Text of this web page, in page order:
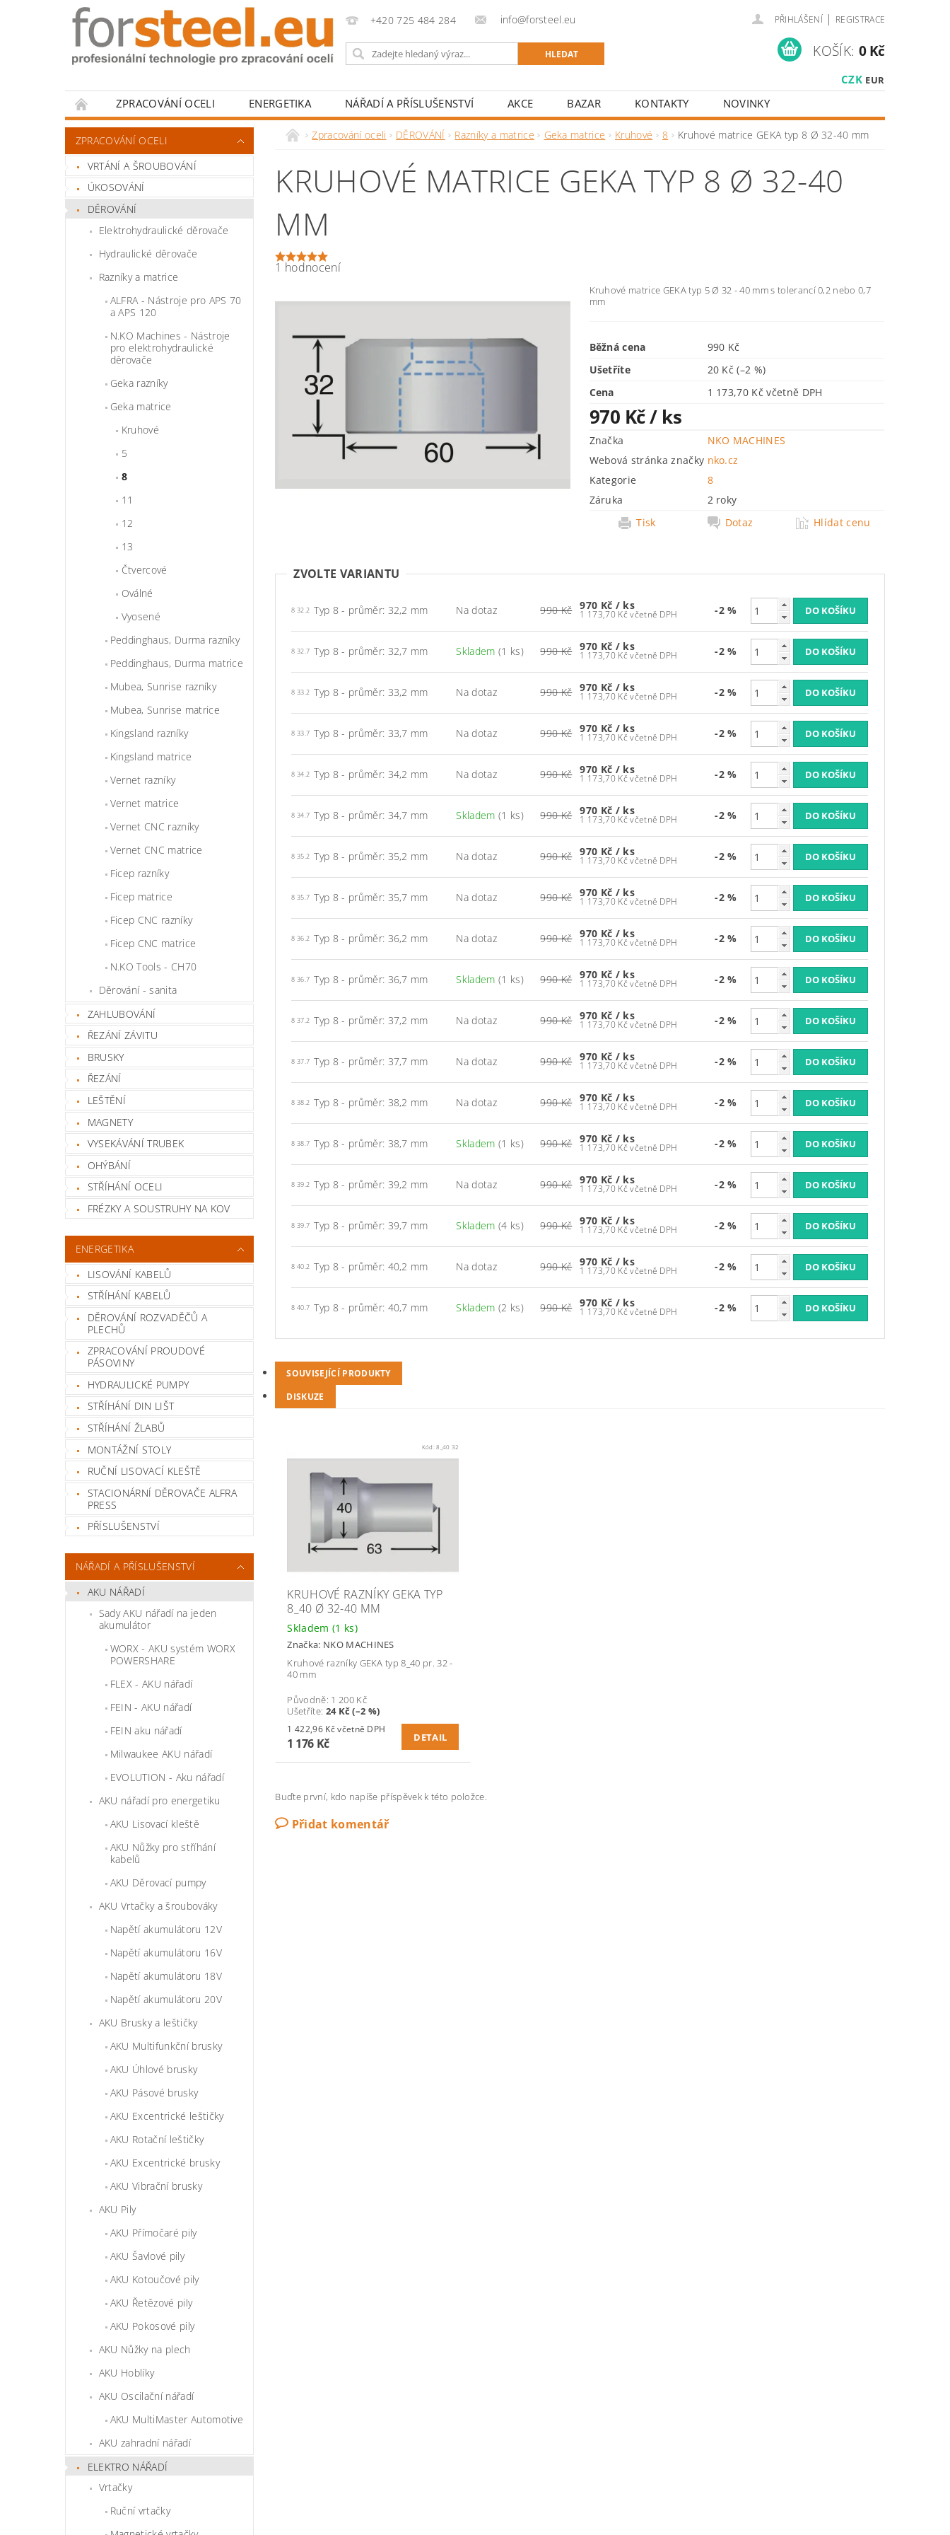
+420 725 484 284 info@forsteel.eu PŘIHLÁŠENÍ | REGISTRACE
CZK EUR
KOŠÍK: 0 Kč
ZPRACOVÁNÍ OCELI ENERGETIKA NÁŘADÍ A PŘÍSLUŠENSTVÍ AKCE BAZAR KONTAKTY
NOVINKY
HODNOCENÍ OBCHODU
ZPRACOVÁNÍ OCELI
VRTÁNÍ A ŠROUBOVÁNÍ
ÚKOSOVÁNÍ
DĚROVÁNÍ
Elektrohydraulické děrovače
Hydraulické děrovače
Razníky a matrice
ALFRA - Nástroje pro APS 70
a APS 120
N.KO Machines - Nástroje
pro elektrohydraulické
děrovače
Geka razníky
Geka matrice
Kruhové
5
8
11
12
13
Čtvercové
Oválné
Vyosené
Peddinghaus, Durma razníky
Peddinghaus, Durma matrice
Mubea, Sunrise razníky
Mubea, Sunrise matrice
Kingsland razníky
Kingsland matrice
Vernet razníky
Vernet matrice
Vernet CNC razníky
Vernet CNC matrice
Ficep razníky
Ficep matrice
Ficep CNC razníky
Ficep CNC matrice
N.KO Tools - CH70
Děrování - sanita
ZAHLUBOVÁNÍ
ŘEZÁNÍ ZÁVITU
BRUSKY
ŘEZÁNÍ
LEŠTĚNÍ
MAGNETY
VYSEKÁVÁNÍ TRUBEK
OHÝBÁNÍ
STŘÍHÁNÍ OCELI
FRÉZKY A SOUSTRUHY NA KOV
ENERGETIKA
LISOVÁNÍ KABELŮ
STŘÍHÁNÍ KABELŮ
DĚROVÁNÍ ROZVADĚČŮ A
PLECHŮ
ZPRACOVÁNÍ PROUDOVÉ
PÁSOVINY
HYDRAULICKÉ PUMPY
STŘÍHÁNÍ DIN LIŠT
STŘÍHÁNÍ ŽLABŮ
MONTÁŽNÍ STOLY
RUČNÍ LISOVACÍ KLEŠTĚ
STACIONÁRNÍ DĚROVAČE ALFRA
PRESS
PŘÍSLUŠENSTVÍ
NÁŘADÍ A PŘÍSLUŠENSTVÍ
AKU NÁŘADÍ
Sady AKU nářadí na jeden
akumulátor
WORX - AKU systém WORX
POWERSHARE
FLEX - AKU nářadí
FEIN - AKU nářadí
FEIN aku nářadí
Milwaukee AKU nářadí
EVOLUTION - Aku nářadí
AKU nářadí pro energetiku
AKU Lisovací kleště
AKU Nůžky pro stříhání
kabelů
AKU Děrovací pumpy
AKU Vrtačky a šroubováky
Napětí akumulátoru 12V
Napětí akumulátoru 16V
Napětí akumulátoru 18V
Napětí akumulátoru 20V
AKU Brusky a leštičky
AKU Multifunkční brusky
AKU Úhlové brusky
AKU Pásové brusky
AKU Excentrické leštičky
AKU Rotační leštičky
AKU Excentrické brusky
AKU Vibrační brusky
AKU Pily
AKU Přímočaré pily
AKU Šavlové pily
AKU Kotoučové pily
AKU Řetězové pily
AKU Pokosové pily
AKU Nůžky na plech
AKU Hoblíky
AKU Oscilační nářadí
AKU MultiMaster Automotive
AKU zahradní nářadí
ELEKTRO NÁŘADÍ
Vrtačky
Ruční vrtačky
Zpracování oceli DĚROVÁNÍ Razníky a matrice Geka matrice Kruhové 8 Kruhové matrice GEKA typ 8 Ø 32-40 mm
KRUHOVÉ MATRICE GEKA TYP 8 Ø 32-40
MM
1 hodnocení
Kruhové matrice GEKA typ 5 Ø 32 - 40 mm s tolerancí 0,2 nebo 0,7
mm
Běžná cena
990 Kč
Ušetříte
20 Kč(–2 %)
Cena
1 173,70 Kč včetně DPH
970 Kč/ ks
Značka
NKO MACHINES
Webová stránka značky nko.cz
Kategorie
8
Záruka
2 roky
Tisk
Dotaz Hlídat cenu
ZVOLTE VARIANTU
8 32.2 Typ 8 - průměr: 32,2 mm Na dotaz 990 Kč 970 Kč / ks
1 173,70 Kč včetně DPH -2 %
8 32.7 Typ 8 - průměr: 32,7 mm Skladem (1 ks) 990 Kč 970 Kč / ks
1 173,70 Kč včetně DPH -2 %
8 33.2 Typ 8 - průměr: 33,2 mm Na dotaz 990 Kč 970 Kč / ks
1 173,70 Kč včetně DPH -2 %
8 33.7 Typ 8 - průměr: 33,7 mm Na dotaz 990 Kč 970 Kč / ks
1 173,70 Kč včetně DPH -2 %
8 34.2 Typ 8 - průměr: 34,2 mm Na dotaz 990 Kč 970 Kč / ks
1 173,70 Kč včetně DPH -2 %
8 34.7 Typ 8 - průměr: 34,7 mm Skladem (1 ks) 990 Kč 970 Kč / ks
1 173,70 Kč včetně DPH -2 %
8 35.2 Typ 8 - průměr: 35,2 mm Na dotaz 990 Kč 970 Kč / ks
1 173,70 Kč včetně DPH -2 %
8 35.7 Typ 8 - průměr: 35,7 mm Na dotaz 990 Kč 970 Kč / ks
1 173,70 Kč včetně DPH -2 %
8 36.2 Typ 8 - průměr: 36,2 mm Na dotaz 990 Kč 970 Kč / ks
1 173,70 Kč včetně DPH -2 %
8 36.7 Typ 8 - průměr: 36,7 mm Skladem (1 ks) 990 Kč 970 Kč / ks
1 173,70 Kč včetně DPH -2 %
8 37.2 Typ 8 - průměr: 37,2 mm Na dotaz 990 Kč 970 Kč / ks
1 173,70 Kč včetně DPH -2 %
8 37.7 Typ 8 - průměr: 37,7 mm Na dotaz 990 Kč 970 Kč / ks
1 173,70 Kč včetně DPH -2 %
8 38.2 Typ 8 - průměr: 38,2 mm Na dotaz 990 Kč 970 Kč / ks
1 173,70 Kč včetně DPH -2 %
8 38.7 Typ 8 - průměr: 38,7 mm Skladem (1 ks) 990 Kč 970 Kč / ks
1 173,70 Kč včetně DPH -2 %
8 39.2 Typ 8 - průměr: 39,2 mm Na dotaz 990 Kč 970 Kč / ks
1 173,70 Kč včetně DPH -2 %
8 39.7 Typ 8 - průměr: 39,7 mm Skladem (4 ks) 990 Kč 970 Kč / ks
1 173,70 Kč včetně DPH -2 %
8 40.2 Typ 8 - průměr: 40,2 mm Na dotaz 990 Kč 970 Kč / ks
1 173,70 Kč včetně DPH -2 %
8 40.7 Typ 8 - průměr: 40,7 mm Skladem (2 ks) 990 Kč 970 Kč / ks
1 173,70 Kč včetně DPH -2 %
SOUVISEJÍCÍ PRODUKTY
DISKUZE
Kód:8_40 32
KRUHOVÉ RAZNÍKY GEKA TYP
8_40 Ø 32-40 MM
Skladem (1 ks)
Značka: NKO MACHINES
Kruhové razníky GEKA typ 8_40 pr. 32 -
40 mm
Původně: 1 200 Kč
Ušetříte: 24 Kč (–2 %)
1 422,96 Kč včetně DPH
1 176 Kč DETAIL
Buďte první, kdo napíše příspěvek k této položce.
Přidat komentář